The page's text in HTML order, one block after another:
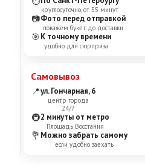
круглосуточно, от 55 минут
📷Фото перед отправкой
покажем букет до доставки
🎯К точному времени
удобно для сюрприза
Самовывоз
📍ул. Гончарная, 6
центр города
24/7
🚇2 минуты от метро
Площадь Восстания
💐 Можно забрать самому
если удобно заехать